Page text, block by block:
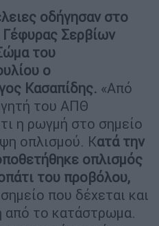
οδήγησαν στο
Σερβίων
του
ο
Κασαπίδης. «Από
του ΑΠΘ
η ρωγμή στο σημείο
οπλισμού. Κατά την
οπλισμός
του προβόλου,
που δέχεται και
από το κατάστρωμα.